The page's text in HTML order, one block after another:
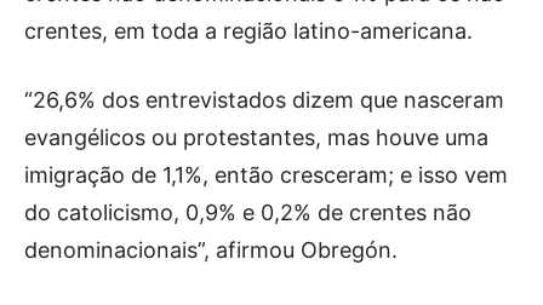
crentes, em toda a região latino-americana.
“26,6% dos entrevistados dizem que nasceram
evangélicos ou protestantes, mas houve uma
imigração de 1,1%, então cresceram; e isso vem
do catolicismo, 0,9% e 0,2% de crentes não
denominacionais”, afirmou Obregón.